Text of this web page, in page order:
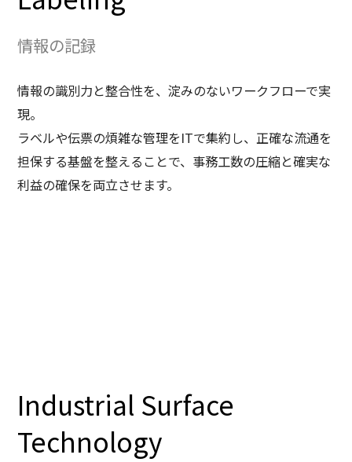
情報の記録
情報の識別力と整合性を、淀みのないワークフローで実
現。
ラベルや伝票の煩雑な管理をITで集約し、正確な流通を
担保する基盤を整えることで、事務工数の圧縮と確実な
利益の確保を両立させます。
Industrial Surface
Technology